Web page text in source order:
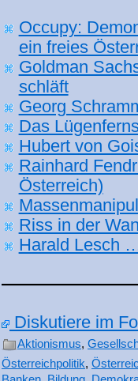
Occupy:
ein frei­es
Goldman
schläft
Georg
Das
Hubert von
Rainhard
Österreich)
Riss in der
Harald Lesch
Diskutiere im
Aktionismus,
Österreichpolitik,